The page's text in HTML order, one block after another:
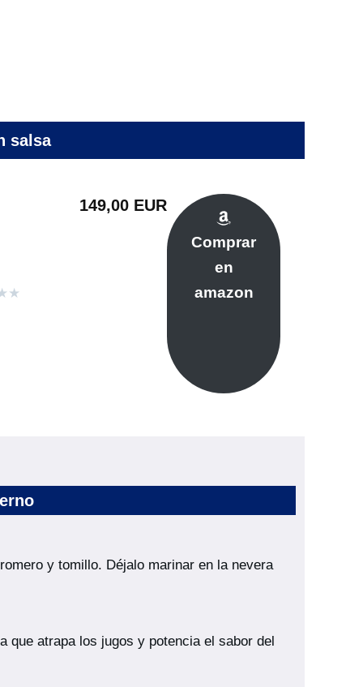
salsa
★
149,00 EUR
Comprar
en
amazon
y tomillo. Déjalo marinar en la nevera
atrapa los jugos y potencia el sabor del